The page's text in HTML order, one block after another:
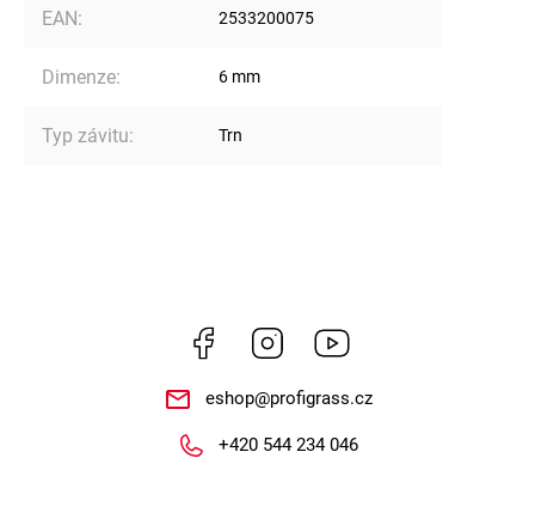
EAN: 2533200075
Dimenze: 6 mm
Typ závitu: Trn
Facebook Instagram
eshop@profigrass.cz
+420 544 234 046